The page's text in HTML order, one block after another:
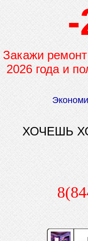
Закажи
2026 года и
ХОЧЕШЬ